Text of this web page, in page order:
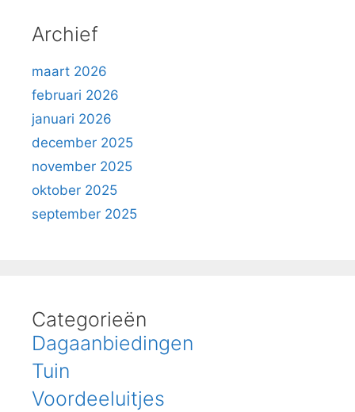
Archief
maart 2026
februari 2026
januari 2026
december 2025
november 2025
oktober 2025
september 2025
Categorieën
Dagaanbiedingen
Tuin
Voordeeluitjes